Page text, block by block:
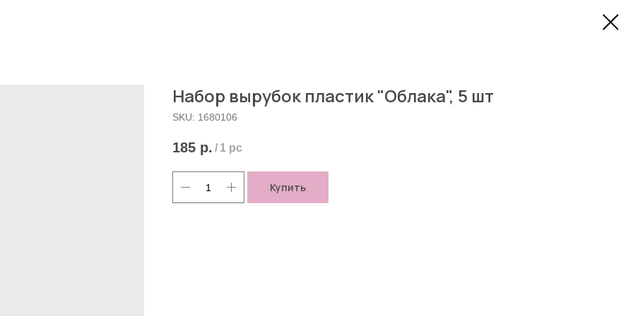
Набор вырубок пластик "Облака", 5 шт
SKU: 1680106
185 р. / 1 pc
Купить